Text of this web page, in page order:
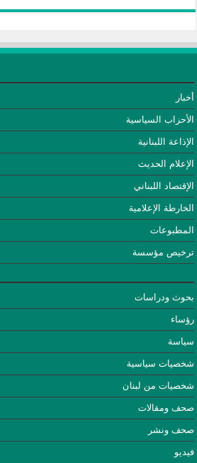
أخبار
الأحزاب السياسية
الإذاعة اللبنانية
الإعلام الحديث
الإقتصاد اللبناني
الخارطة الإعلامية
المطبوعات
ترخيص مؤسسة
بحوث ودراسات
رؤساء
سياسة
شخصيات سياسية
شخصيات من لبنان
صحف ومقالات
صحف ونشر
فيديو